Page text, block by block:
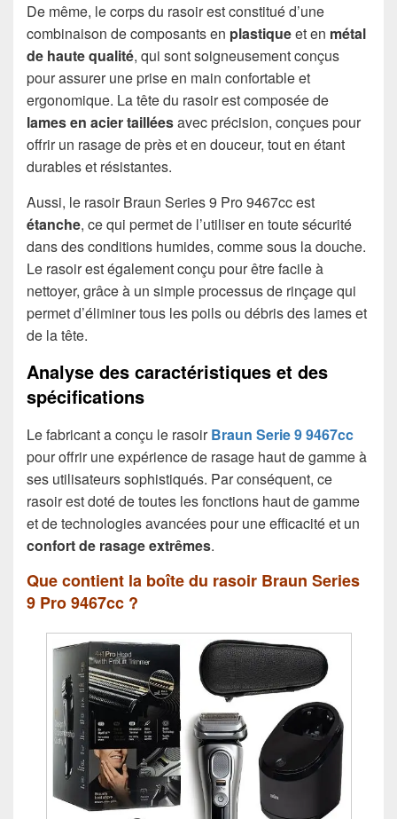
De même, le corps du rasoir est constitué d’une
combinaison de composants en plastiqueet en métal
de haute qualité, qui sont soigneusement conçus
pour assurer une prise en main confortable et
ergonomique. La tête du rasoir est composée de
lames en acier tailléesavec précision, conçues pour
offrir un rasage de près et en douceur, tout en étant
durables et résistantes.
Aussi, le rasoir Braun Series 9 Pro 9467cc est
étanche, ce qui permet de l’utiliser en toute sécurité
dans des conditions humides, comme sous la douche.
Le rasoir est également conçu pour être facile à
nettoyer, grâce à un simple processus de rinçage qui
permet d’éliminer tous les poils ou débris des lames et
de la tête.
Analyse des caractéristiques et des
spécifications
Le fabricant a conçu le rasoirBraun Serie 9 9467cc
pour offrir une expérience de rasage haut de gamme à
ses utilisateurs sophistiqués. Par conséquent, ce
rasoir est doté de toutes les fonctions haut de gamme
et de technologies avancées pour une efficacité et un
confort de rasage extrêmes.
Que contient la boîte du rasoir Braun Series
9 Pro 9467cc ?